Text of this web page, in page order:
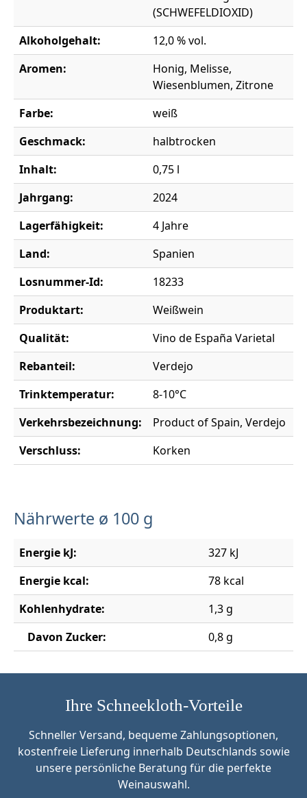
(SCHWEFELDIOXID)
Alkoholgehalt:
12,0 % vol.
Aromen:
Honig, Melisse,
Wiesenblumen, Zitrone
Farbe:
weiß
Geschmack:
halbtrocken
Inhalt:
0,75 l
Jahrgang:
2024
Lagerfähigkeit:
4 Jahre
Land:
Spanien
Losnummer-Id:
18233
Produktart:
Weißwein
Qualität:
Vino de España Varietal
Rebanteil:
Verdejo
Trinktemperatur:
8-10°C
Verkehrsbezeichnung:
Product of Spain, Verdejo
Verschluss:
Korken
Nährwerte ø 100 g
Energie kJ:
327 kJ
Energie kcal:
78 kcal
Kohlenhydrate:
1,3 g
Davon Zucker:
0,8 g
Ihre Schneekloth-Vorteile
Schneller Versand, bequeme Zahlungsoptionen,
kostenfreie Lieferung innerhalb Deutschlands sowie
unsere persönliche Beratung für die perfekte
Weinauswahl.